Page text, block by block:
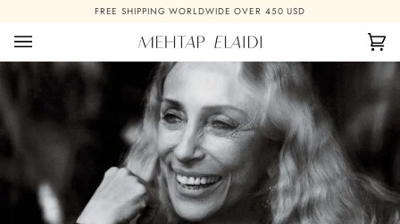
content
FREE SHIPPING WORLDWIDE OVER 450 USD
(0)